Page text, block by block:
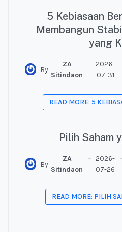
5 Kebiasaan
Membangun
yang
By
ZA
Sitindaon
2026-
07-31
READ MORE: 5
Pilih Saham
By
ZA
Sitindaon
2026-
07-26
READ MORE: PILIH